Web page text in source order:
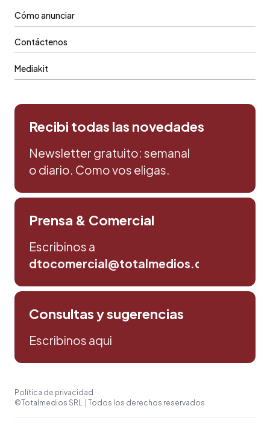
Cómo anunciar
Contáctenos
Mediakit
Recibi todas las novedades
Newsletter gratuito: semanal
o diario. Como vos eligas.
Prensa & Comercial
Escribinos a
dtocomercial@totalmedios.com
Consultas y sugerencias
Escribinos aqui
Política de privacidad
©Totalmedios SRL. | Todos los derechos reservados